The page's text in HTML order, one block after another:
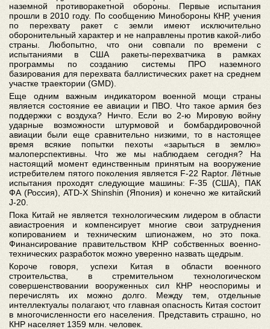
наземной противоракетной обороны. Первые испытания
прошли в 2010 году. По сообщению Минобороны КНР, учения
по перехвату ракет с земли имеют исключительно
оборонительный характер и не направлены против какой-либо
страны. Любопытно, что они совпали по времени с
испытаниями в США ракеты-перехватчика в рамках
программы по созданию системы ПРО наземного
базирования для перехвата баллистических ракет на среднем
участке траектории (GMD).
Еще одним важным индикатором военной мощи страны
является состояние ее авиации и ПВО. Что такое армия без
поддержки с воздуха? Ничто. Если во 2-ю Мировую войну
ударные возможности штурмовой и бомбардировочной
авиации были еще сравнительно низкими, то в настоящее
время всякие попытки пехоты «зарыться в землю»
малоперспективны. Что же мы наблюдаем сегодня? На
настоящий момент единственным принятым на вооружение
истребителем пятого поколения является F-22 Raptor. Лётные
испытания проходят следующие машины: F-35 (США), ПАК
ФА (Россия), ATD-X Shinshin (Япония) и конечно же китайский
J-20.
Пока Китай не является технологическим лидером в области
авиастроения и компенсирует многие свои затруднения
копированием и техническим шпионажем, но это пока.
Финансирование правительством КНР собственных военно-
технических разработок можно уверенно назвать щедрым.
Короче говоря, успехи Китая в области военного
строительства, в стремительном технологическом
совершенствовании вооруженных сил КНР неоспоримы и
перечислять их можно долго. Между тем, отдельные
интеллектуалы полагают, что главная опасность Китая состоит
в многочисленности его населения. Представить страшно, но
КНР населяет 1359 млн. человек.